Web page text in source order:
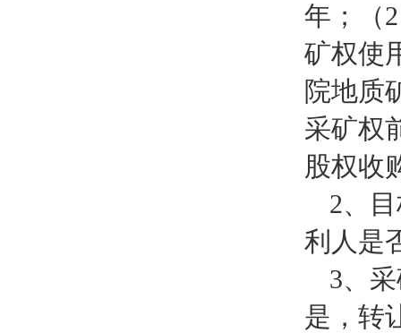
年；（
矿权使
院地质
采矿权
股权收
2、
利人是
3、
是，转